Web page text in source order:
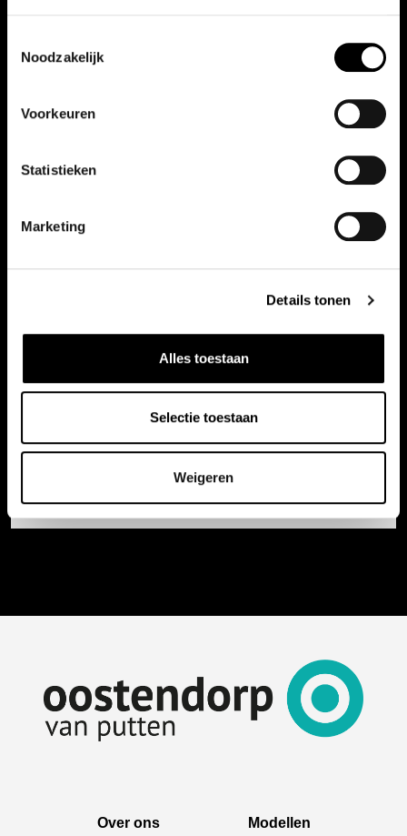
Noodzakelijk
Voorkeuren
Statistieken
Marketing
Details tonen
Alles toestaan
Selectie toestaan
Weigeren
Specificaties van de Honda CR-V
e:HEV en e:PHEV
29-06-2024 - Dealer
CR-V
hybride
Bericht bekijken
Over ons
Modellen